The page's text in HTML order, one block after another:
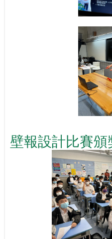
壁報設計比賽頒